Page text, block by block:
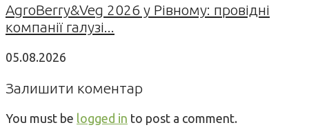
AgroBerry&Veg 2026 у Рівному: провідні
компанії галузі...
05.08.2026
Залишити коментар
You must be logged in to post a comment.